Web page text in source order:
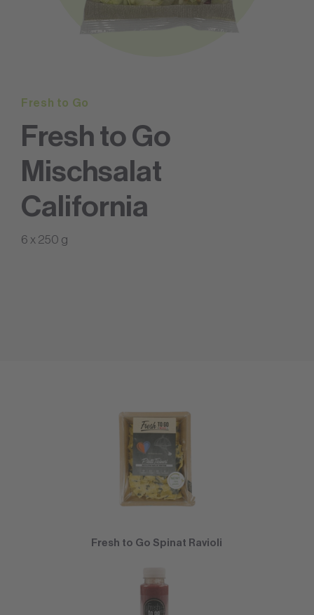
Fresh to Go
Fresh to Go
Mischsalat
California
6 x 250 g
Fresh to Go Spinat Ravioli